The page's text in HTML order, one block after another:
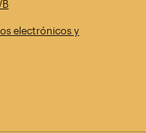
electrónicos y